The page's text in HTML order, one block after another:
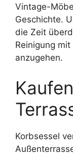
Vintage-
Geschichte.
die Zeit
Reinigung
anzugehen.
Korbsessel